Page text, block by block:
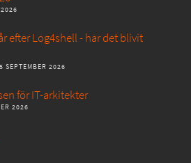
2026
efter Log4shell - har det blivit
SEPTEMBER 2026
för IT-arkitekter
2026